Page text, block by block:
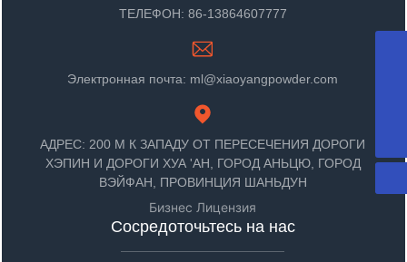
ТЕЛЕФОН: 86-13864607777
Электронная почта: ml@xiaoyangpowder.com
АДРЕС: 200 М К ЗАПАДУ ОТ ПЕРЕСЕЧЕНИЯ ДОРОГИ
ХЭПИН И ДОРОГИ ХУА 'АН, ГОРОД АНЬЦЮ, ГОРОД
ВЭЙФАН, ПРОВИНЦИЯ ШАНЬДУН
Бизнес Лицензия
Сосредоточьтесь на нас
8613864607777
Почтовый ящик
ml@xiaoyangpowder.com
+86-536-4972222